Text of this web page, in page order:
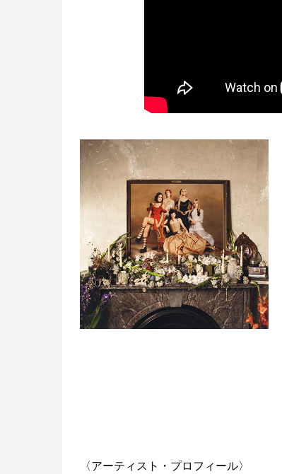
〈アーティスト・プロフィール〉